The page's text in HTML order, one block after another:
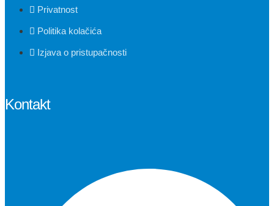
Privatnost
Politika kolačića
Izjava o pristupačnosti
Kontakt